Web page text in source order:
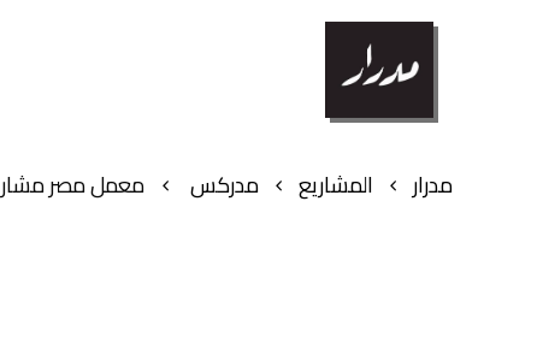
مدرار المشاريع مدركس معمل مصر